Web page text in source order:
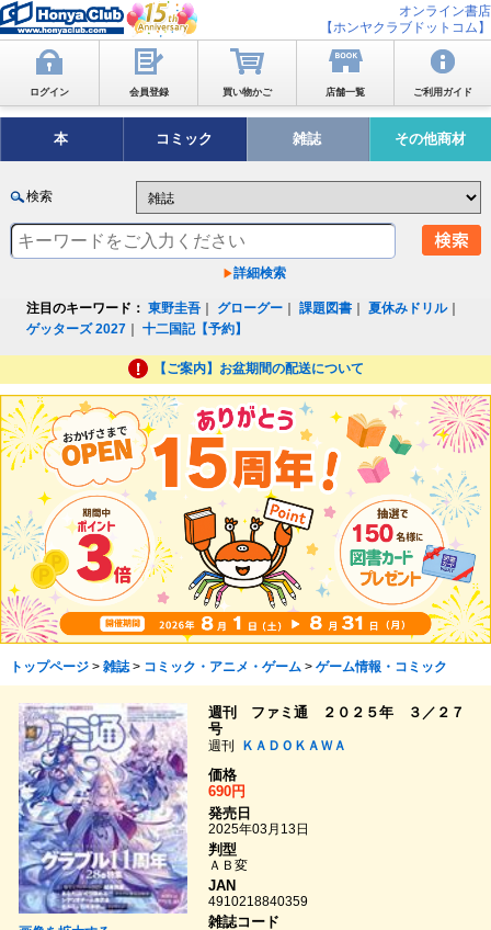
オンライン書店
【ホンヤクラブドットコム】
ログイン 会員登録 買い物かご 店舗一覧 ご利用ガイド
本 コミック 雑誌 その他商材
検索
詳細検索
注目のキーワード： 東野圭吾 グローグー ｜課題図書 ｜夏休みドリル｜
ゲッターズ 2027 ｜十二国記【予約】
【ご案内】お盆期間の配送について
トップページ> 雑誌> コミック・アニメ・ゲーム > ゲーム情報・コミック
週刊 ファミ通 ２０２５年 ３／２７
号
週刊
ＫＡＤＯＫＡＷＡ
価格
690円
発売日
2025年03月13日
判型
ＡＢ変
JAN
4910218840359
雑誌コード